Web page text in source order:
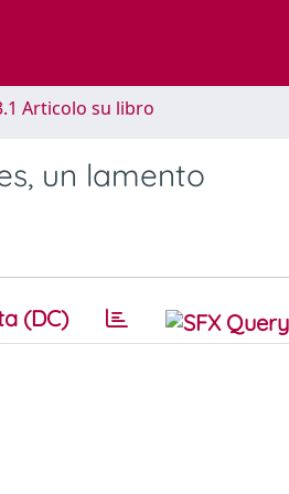
Articolo su libro
un lamento
(DC)